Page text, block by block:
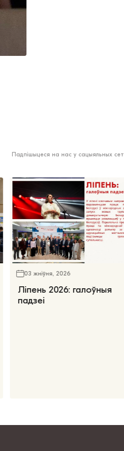
Падпішыцеся на нас у сацыяльных
03 жніўня, 2026
Ліпень 2026: галоўныя
падзеі